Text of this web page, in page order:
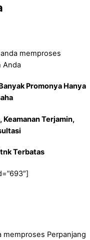
memproses
Anda
Promonya Hanya
Keamanan Terjamin,
Terbatas
memproses Perpanjang